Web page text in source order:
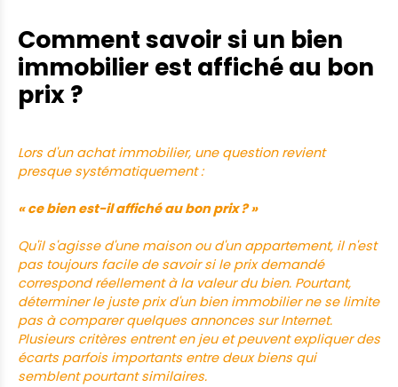
Comment savoir si un bien
immobilier est affiché au bon
prix ?
Lors d'un achat immobilier, une question revient
presque systématiquement :
« ce bien est-il affiché au bon prix ? »
Qu'il s'agisse d'une maison ou d'un appartement, il n'est
pas toujours facile de savoir si le prix demandé
correspond réellement à la valeur du bien. Pourtant,
déterminer le juste prix d'un bien immobilier ne se limite
pas à comparer quelques annonces sur Internet.
Plusieurs critères entrent en jeu et peuvent expliquer des
écarts parfois importants entre deux biens qui
semblent pourtant similaires.